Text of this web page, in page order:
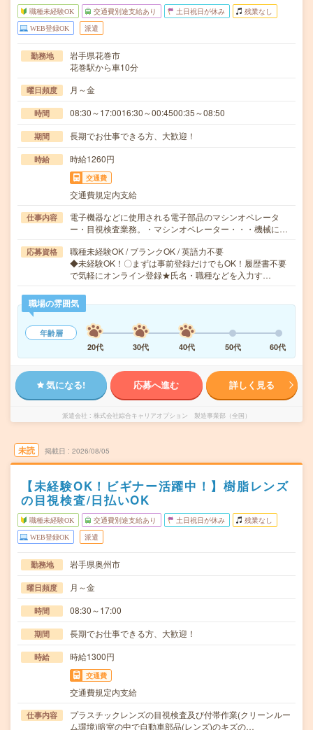
職種未経験OK 交通費別途支給あり 土日祝日が休み 残業なし
WEB登録OK 派遣
勤務地
岩手県花巻市
花巻駅から車10分
曜日頻度 月～金
時間 08:30～17:0016:30～00:4500:35～08:50
期間 長期でお仕事できる方、大歓迎！
時給 時給1260円
交通費
交通費規定内支給
仕事内容
電子機器などに使用される電子部品のマシンオペレータ
ー・目視検査業務。・マシンオペレーター・・・機械に…
応募資格
職種未経験OK / ブランクOK / 英語力不要
◆未経験OK！〇まずは事前登録だけでもOK！履歴書不要
で気軽にオンライン登録★氏名・職種などを入力す…
職場の雰囲気
年齢層
20代
30代 40代 50代 60代
気になる! 応募へ進む 詳しく見る
派遣会社 株式会社綜合キャリアオプション 製造事業部（全国）
未読 掲載日 2026/08/05
【未経験OK！ビギナー活躍中！】樹脂レンズ
の目視検査/日払いOK
職種未経験OK 交通費別途支給あり 土日祝日が休み 残業なし
WEB登録OK 派遣
勤務地 岩手県奥州市
曜日頻度 月～金
時間 08:30～17:00
期間 長期でお仕事できる方、大歓迎！
時給 時給1300円
交通費
交通費規定内支給
仕事内容
プラスチックレンズの目視検査及び付帯作業(クリーンルー
ム環境)暗室の中で自動車部品(レンズ)のキズの…